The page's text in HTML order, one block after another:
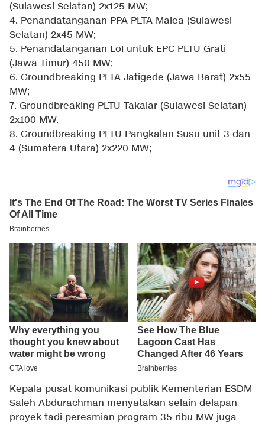
(Sulawesi Selatan) 2x125 MW;
4. Penandatanganan PPA PLTA Malea (Sulawesi
Selatan) 2x45 MW;
5. Penandatanganan LoI untuk EPC PLTU Grati
(Jawa Timur) 450 MW;
6. Groundbreaking PLTA Jatigede (Jawa Barat) 2x55
MW;
7. Groundbreaking PLTU Takalar (Sulawesi Selatan)
2x100 MW.
8. Groundbreaking PLTU Pangkalan Susu unit 3 dan
4 (Sumatera Utara) 2x220 MW;
Kepala pusat komunikasi publik Kementerian ESDM
Saleh Abdurachman menyatakan selain delapan
proyek tadi peresmian program 35 ribu MW juga